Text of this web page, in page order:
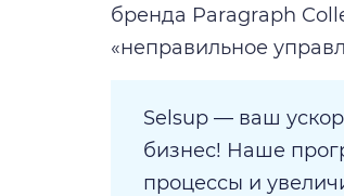
бренда Paragraph
«неправильное
Selsup — ваш
бизнес! Наше
процессы и